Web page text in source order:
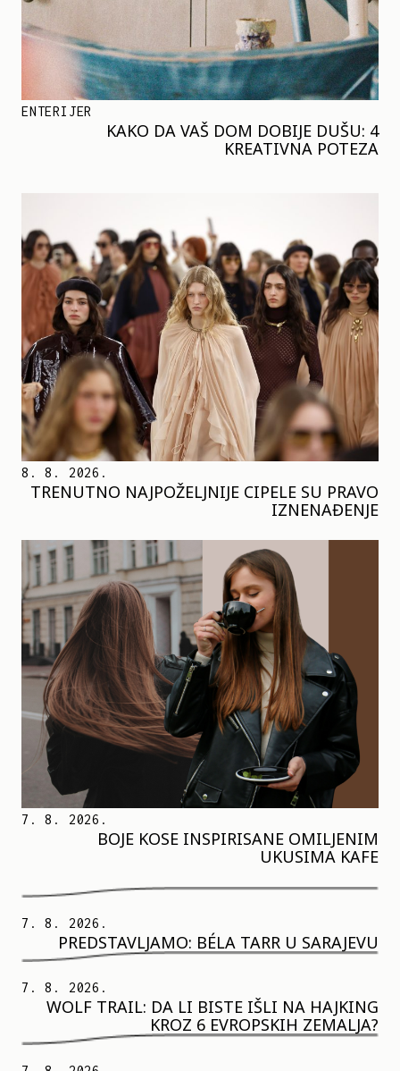
ENTERIJER
KAKO DA VAŠ DOM DOBIJE DUŠU: 4
KREATIVNA POTEZA
8. 8. 2026.
TRENUTNO NAJPOŽELJNIJE CIPELE SU PRAVO
IZNENAĐENJE
7. 8. 2026.
BOJE KOSE INSPIRISANE OMILJENIM
UKUSIMA KAFE
7. 8. 2026.
PREDSTAVLJAMO: BÉLA TARR U SARAJEVU
7. 8. 2026.
WOLF TRAIL: DA LI BISTE IŠLI NA HAJKING
KROZ 6 EVROPSKIH ZEMALJA?